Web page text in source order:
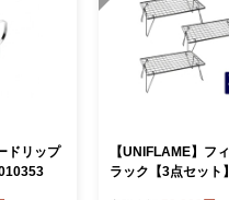
ドリップ
【UNIFLAME】フ
ラック【3点セット